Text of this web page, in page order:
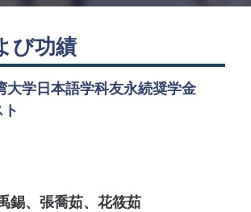
び功績
大学日本語学科友永続奨学金
錫、張喬茹、花筱茹